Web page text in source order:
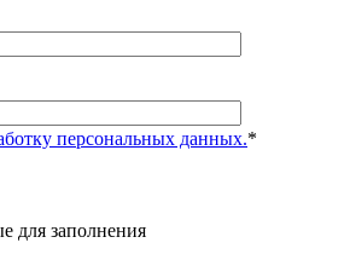
персональных данных.*
для заполнения